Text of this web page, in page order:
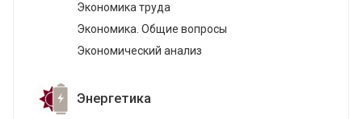
Экономика труда
Экономика. Общие вопросы
Экономический анализ
Энергетика